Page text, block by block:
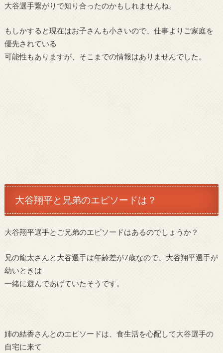
大谷選手繋がりで知り合ったのかもしれませんね。
もしかすると現在はお子さんも小さいので、仕事よりご家庭を
優先されている
可能性もありますが、そこまでの情報はありませんでした。
大谷翔平と兄弟のエピソードは？
大谷翔平選手とご兄弟のエピソードはあるのでしょうか？
兄の龍太さんと大谷選手は年齢差が7歳なので、大谷翔平選手が
幼いときは
一緒に遊んであげていたそうです。
姉の結香さんとのエピソードは、食生活を心配して大谷選手の
自宅に来て